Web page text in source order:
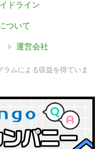
ドライン
ついて
運営会社
ムによる収益を得ていま